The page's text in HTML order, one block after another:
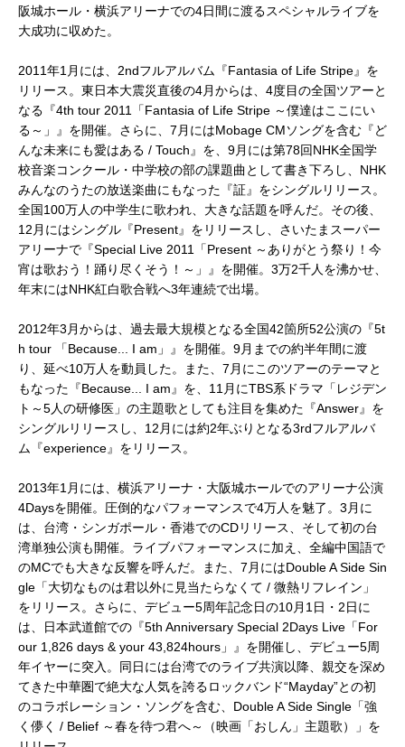
阪城ホール・横浜アリーナでの4日間に渡るスペシャルライブを
大成功に収めた。
2011年1月には、2ndフルアルバム『Fantasia of Life Stripe』を
リリース。東日本大震災直後の4月からは、4度目の全国ツアーと
なる『4th tour 2011「Fantasia of Life Stripe ～僕達はここにい
る～」』を開催。さらに、7月にはMobage CMソングを含む『ど
んな未来にも愛はある / Touch』を、9月には第78回NHK全国学
校音楽コンクール・中学校の部の課題曲として書き下ろし、NHK
みんなのうたの放送楽曲にもなった『証』をシングルリリース。
全国100万人の中学生に歌われ、大きな話題を呼んだ。その後、
12月にはシングル『Present』をリリースし、さいたまスーパー
アリーナで『Special Live 2011「Present ～ありがとう祭り！今
宵は歌おう！踊り尽くそう！～」』を開催。3万2千人を沸かせ、
年末にはNHK紅白歌合戦へ3年連続で出場。
2012年3月からは、過去最大規模となる全国42箇所52公演の『5t
h tour 「Because... I am」』を開催。9月までの約半年間に渡
り、延べ10万人を動員した。また、7月にこのツアーのテーマと
もなった『Because... I am』を、11月にTBS系ドラマ「レジデン
ト～5人の研修医」の主題歌としても注目を集めた『Answer』を
シングルリリースし、12月には約2年ぶりとなる3rdフルアルバ
ム『experience』をリリース。
2013年1月には、横浜アリーナ・大阪城ホールでのアリーナ公演
4Daysを開催。圧倒的なパフォーマンスで4万人を魅了。3月に
は、台湾・シンガポール・香港でのCDリリース、そして初の台
湾単独公演も開催。ライブパフォーマンスに加え、全編中国語で
のMCでも大きな反響を呼んだ。また、7月にはDouble A Side Sin
gle「大切なものは君以外に見当たらなくて / 微熱リフレイン」
をリリース。さらに、デビュー5周年記念日の10月1日・2日に
は、日本武道館での『5th Anniversary Special 2Days Live「For
our 1,826 days & your 43,824hours」』を開催し、デビュー5周
年イヤーに突入。同日には台湾でのライブ共演以降、親交を深め
てきた中華圏で絶大な人気を誇るロックバンド“Mayday”との初
のコラボレーション・ソングを含む、Double A Side Single「強
く儚く / Belief ～春を待つ君へ～（映画「おしん」主題歌）」を